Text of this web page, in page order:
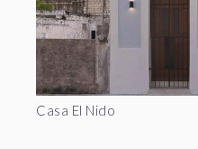
Casa El Nido